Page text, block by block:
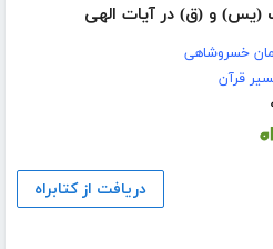
(یس) و (ق) در آیات الهی
خسروشاهی
قرآن
دریافت از کتابراه